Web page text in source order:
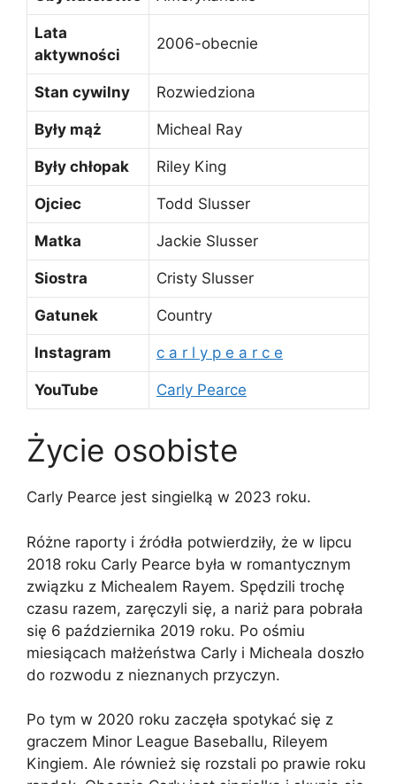
Lata
aktywności
2006-obecnie
Stan cywilny Rozwiedziona
Były mąż Micheal Ray
Były chłopak Riley King
Ojciec Todd Slusser
Matka Jackie Slusser
Siostra Cristy Slusser
Gatunek Country
Instagram c a r l y p e a r c e
YouTube Carly Pearce
Życie osobiste
Carly Pearce jest singielką w 2023 roku.
Różne raporty i źródła potwierdziły, że w lipcu
2018 roku Carly Pearce była w romantycznym
związku z Michealem Rayem. Spędzili trochę
czasu razem, zaręczyli się, a nariż para pobrała
się 6 października 2019 roku. Po ośmiu
miesiącach małżeństwa Carly i Micheala doszło
do rozwodu z nieznanych przyczyn.
Po tym w 2020 roku zaczęła spotykać się z
graczem Minor League Baseballu, Rileyem
Kingiem. Ale również się rozstali po prawie roku